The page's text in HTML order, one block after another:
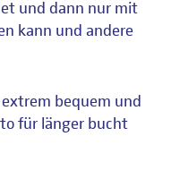
und dann nur mit
kann und andere
bequem und
für länger bucht